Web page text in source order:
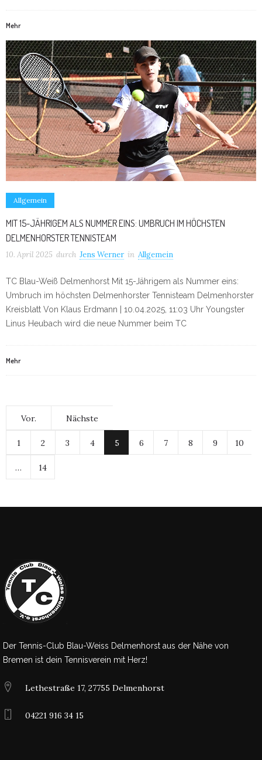
Mehr
Allgemein
MIT 15-JÄHRIGEM ALS NUMMER EINS: UMBRUCH IM HÖCHSTEN
DELMENHORSTER TENNISTEAM
10. April 2025 durch Jens Werner in Allgemein
TC Blau-Weiß Delmenhorst Mit 15-Jährigem als Nummer eins:
Umbruch im höchsten Delmenhorster Tennisteam Delmenhorster
Kreisblatt Von Klaus Erdmann | 10.04.2025, 11:03 Uhr Youngster
Linus Heubach wird die neue Nummer beim TC
Mehr
Vor. Nächste
1 2 3 4 5 6 7 8 9 10
… 14
Der Tennis-Club Blau-Weiss Delmenhorst aus der Nähe von
Bremen ist dein Tennisverein mit Herz!
Lethestraße 17, 27755 Delmenhorst
04221 916 34 15